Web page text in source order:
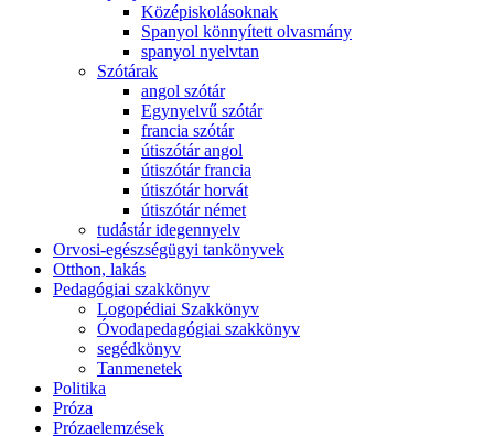
Középiskolásoknak
Spanyol könnyített olvasmány
spanyol nyelvtan
Szótárak
angol szótár
Egynyelvű szótár
francia szótár
útiszótár angol
útiszótár francia
útiszótár horvát
útiszótár német
tudástár idegennyelv
Orvosi-egészségügyi tankönyvek
Otthon, lakás
Pedagógiai szakkönyv
Logopédiai Szakkönyv
Óvodapedagógiai szakkönyv
segédkönyv
Tanmenetek
Politika
Próza
Prózaelemzések